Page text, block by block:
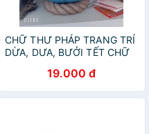
CHỮ THƯ PHÁP TRANG TRÍ
DỪA, DƯA, BƯỞI TẾT CHỮ
(PHÚC, LỘC, THỌ, TÀI)
19.000 đ